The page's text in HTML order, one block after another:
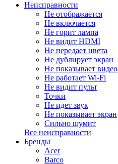
Неисправности
Не отображается
Не включается
Не горит лампа
Не видит HDMI
Не передает цвета
Не дублирует экран
Не показывает видео
Не работает Wi-Fi
Не видит пульт
Точки
Не идет звук
Не показывает экран
Сильно шумит
Все неисправности
Бренды
Acer
Barco